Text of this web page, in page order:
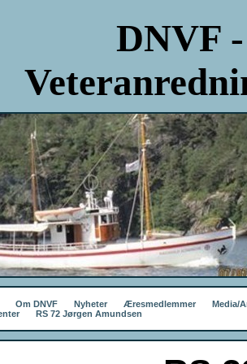
DNVF
Om DNVF Nyheter Æresmedlemmer
Media/
RS 72 Jørgen Amundsen